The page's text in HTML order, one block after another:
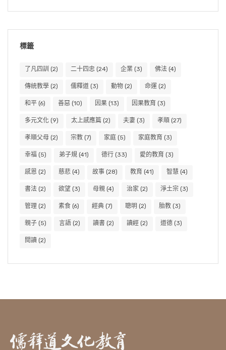
標籤
了凡四訓 (2) 二十四忠 (24) 企業 (3) 佛法 (4)
傳統教學 (2) 儒釋道 (3) 動物 (2) 命運 (2)
和平 (6) 善惡 (10) 因果 (13) 因果教育 (3)
多元文化 (9) 太上感應篇 (2) 夫妻 (3) 孝順 (27)
孝順父母 (2) 宗教 (7) 家庭 (5) 家庭教育 (3)
幸福 (5) 弟子規 (41) 德行 (33) 愛的教育 (3)
感恩 (2) 慈悲 (4) 故事 (28) 教育 (41) 智慧 (4)
書法 (2) 欲望 (3) 母親 (4) 治家 (2) 淨土宗 (3)
管理 (2) 素食 (6) 經典 (7) 聰明 (2) 胎教 (3)
親子 (5) 言語 (2) 讀書 (2) 讀經 (2) 道德 (3)
閱讀 (2)